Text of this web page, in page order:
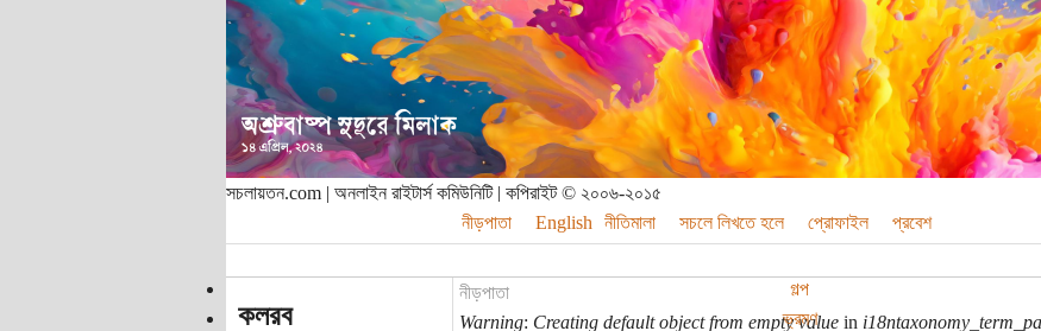
সচলায়তন.com | অনলাইন রাইটার্স কমিউনিটি | কপিরাইট © ২০০৬-২০১৫
নীড়পাতা
English নীতিমালা সচলে লিখতে হলে প্রোফাইল প্রবেশ
গল্প
ভ্রমণ
কলরব
নীড়পাতা
Warning: Creating default object from empty valuein